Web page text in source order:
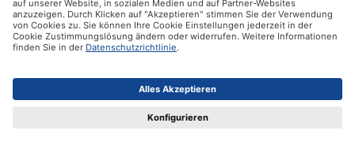
Social Media
Alle Preise inkl. gesetzl. Mehrwertsteuer zzgl.
und ggf. Nachnahmegebühren, wenn nicht anders angegeben.